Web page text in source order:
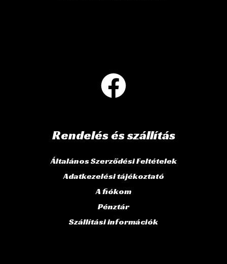
Rendelés és szállítás
Általános Szerződési Feltételek
Adatkezelési tájékoztató
A fiókom
Pénztár
Szállítási információk